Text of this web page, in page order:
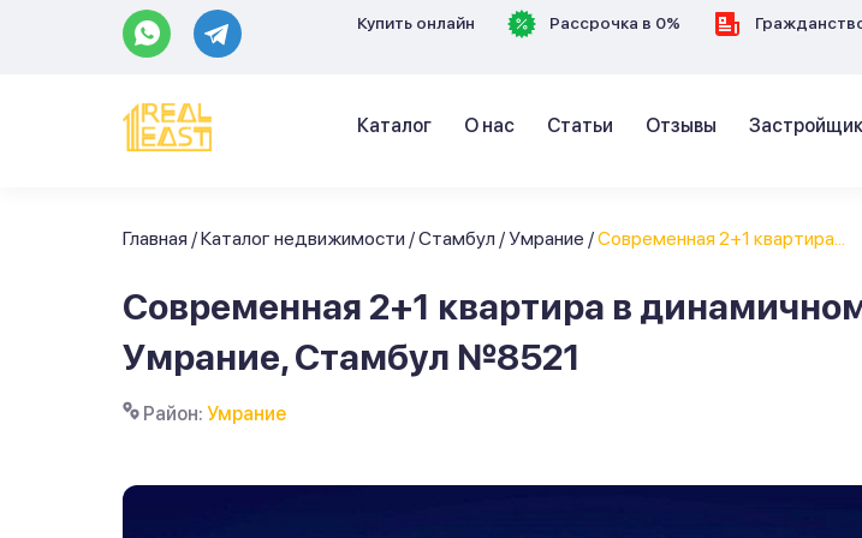
Купить онлайн Рассрочка в 0%
Каталог О нас Статьи Отзывы
Главная /Каталог недвижимости /Стамбул /Умрание /Современная 2+1 квартира...
Современная 2+1 квартира в
Умрание, Стамбул №8521
Район: Умрание